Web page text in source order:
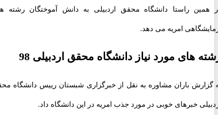
راستا دانشگاه محقق اردبیلی به دانش آموختگان رشته های
امریه می دهد.
های مورد نیاز دانشگاه محقق اردبیلی 98
باران مشاوره به نقل از خبرگزاری شبستان رییس دانشگاه محقق
خبرهای خوبی در مورد جذب امریه در این دانشگاه داد.